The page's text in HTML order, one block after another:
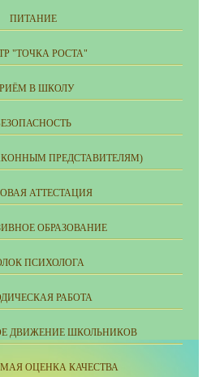
ПИТАНИЕ
"ТОЧКА РОСТА"
В ШКОЛУ
ПРЕДСТАВИТЕЛЯМ)
АТТЕСТАЦИЯ
ОБРАЗОВАНИЕ
ПСИХОЛОГА
РАБОТА
ДВИЖЕНИЕ ШКОЛЬНИКОВ
ОЦЕНКА КАЧЕСТВА